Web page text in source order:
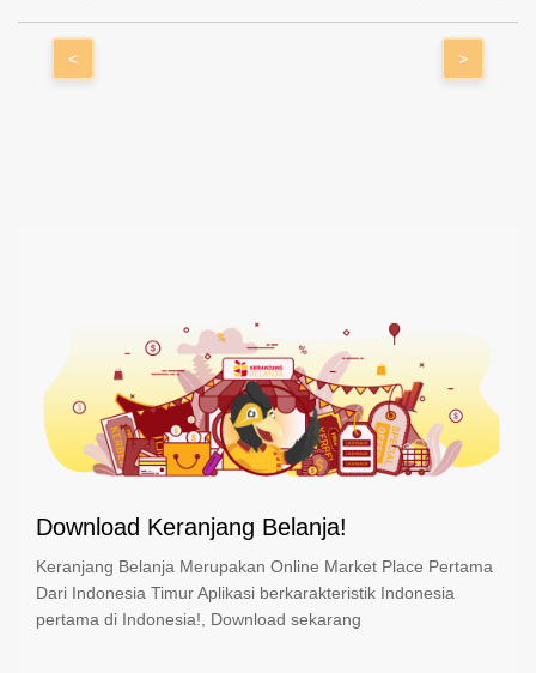
< >
Download Keranjang Belanja!
Keranjang Belanja Merupakan Online Market Place Pertama
Dari Indonesia Timur Aplikasi berkarakteristik Indonesia
pertama di Indonesia!, Download sekarang